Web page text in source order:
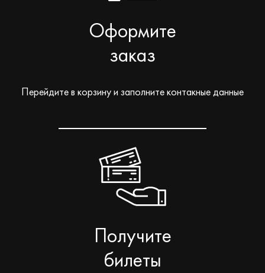
Оформите
заказ
Перейдите в корзину и заполните контакные данные
Получите
билеты